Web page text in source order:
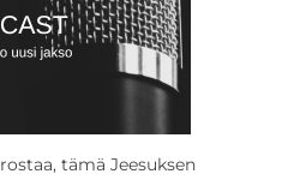
tämä Jeesuksen